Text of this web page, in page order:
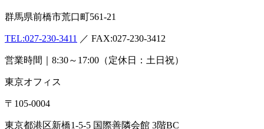
群馬県前橋市荒口町561-21
TEL:027-230-3411 ／ FAX:027-230-3412
営業時間｜8:30～17:00（定休日：土日祝）
東京オフィス
〒105-0004
東京都港区新橋1-5-5 国際善隣会館 3階BC